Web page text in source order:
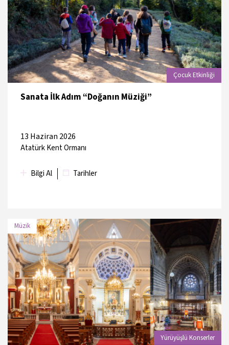
Çocuk Etkinliği
Sanata İlk Adım “Doğanın Müziği”
13 Haziran 2026
Atatürk Kent Ormanı
Bilgi Al Tarihler
13 Haziran 2026 Beyoğlu
13 Haziran 2026 Beyoğlu
Müzik
Yürüyüşlü Konserler
TARİH MEKAN
14 Haziran 2026 İBB Kadıköy Yoğurtçu Parkı